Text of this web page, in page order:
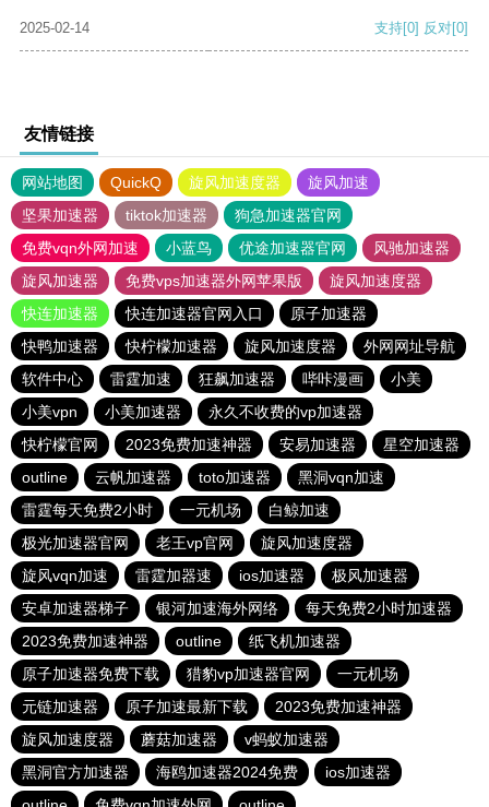
2025-02-14 支持[0] 反对[0]
友情链接
网站地图 QuickQ 旋风加速度器
旋风加速
坚果加速器
tiktok加速器
狗急加速器官网
免费vqn外网加速
小蓝鸟 优途加速器官网
风驰加速器
旋风加速器
免费vps加速器外网苹果版
旋风加速度器
快连加速器
快连加速器官网入口
原子加速器
快鸭加速器
快柠檬加速器 旋风加速度器
外网网址导航
软件中心
雷霆加速 狂飙加速器 哔咔漫画
小美
小美vpn
小美加速器
永久不收费的vp加速器
快柠檬官网
2023免费加速神器 安易加速器
星空加速器
outline
云帆加速器 toto加速器
黑洞vqn加速
雷霆每天免费2小时
一元机场
白鲸加速
极光加速器官网
老王vp官网
旋风加速度器
旋风vqn加速
雷霆加器速 ios加速器
极风加速器
安卓加速器梯子
银河加速海外网络
每天免费2小时加速器
2023免费加速神器
outline
纸飞机加速器
原子加速器免费下载
猎豹vp加速器官网
一元机场
元链加速器
原子加速最新下载
2023免费加速神器
旋风加速度器
蘑菇加速器
v蚂蚁加速器
黑洞官方加速器
海鸥加速器2024免费
ios加速器